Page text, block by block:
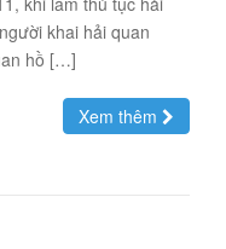
khai hải quan
hồ […]
Xem thêm